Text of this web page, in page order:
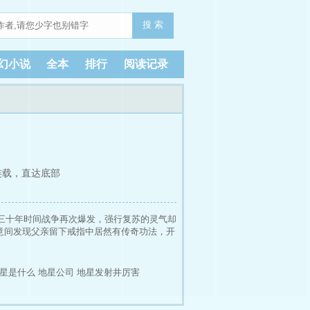
搜 索
小说 全本 排行 阅读记录
， 直达底部
年时间战争再次爆发，强行复苏的灵气却
发现父亲留下戒指中居然有传奇功法，开
是什么 地星公司 地星发射井厉害